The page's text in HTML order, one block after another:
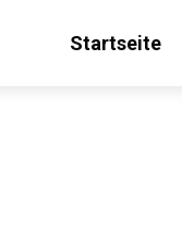
Startseite